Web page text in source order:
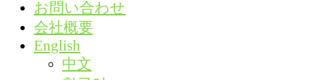
お問い合わせ
会社概要
English
中文